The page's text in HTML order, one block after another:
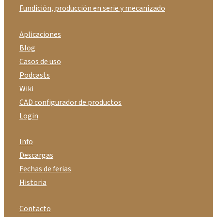
Fundición, producción en serie y mecanizado
Aplicaciones
Blog
Casos de uso
Podcasts
Wiki
CAD configurador de productos
Login
Info
Descargas
Fechas de ferias
Historia
Contacto